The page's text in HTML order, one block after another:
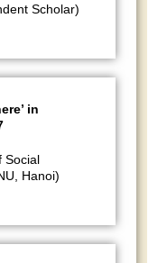
Scholar)
in
Social
Hanoi)